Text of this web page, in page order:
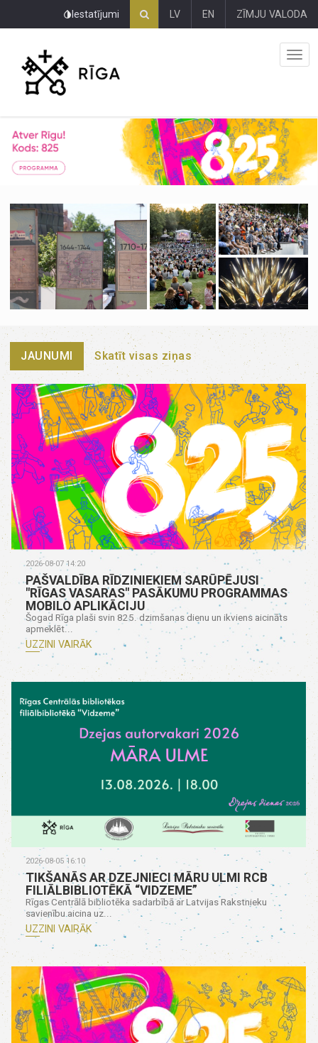
Iestatījumi LV EN ZĪMJU VALODA
JAUNUMI Skatīt visas ziņas
2026-08-07 14:20
PAŠVALDĪBA RĪDZINIEKIEM SARŪPĒJUSI
"RĪGAS VASARAS" PASĀKUMU PROGRAMMAS
MOBILO APLIKĀCIJU
Šogad Rīga plaši svin 825. dzimšanas dienu un ikviens aicināts
apmeklēt...
UZZINI VAIRĀK
2026-08-05 16:10
TIKŠANĀS AR DZEJNIECI MĀRU ULMI RCB
FILIĀLBIBLIOTĒKĀ “VIDZEME”
Rīgas Centrālā bibliotēka sadarbībā ar Latvijas Rakstnieku
savienību aicina uz...
UZZINI VAIRĀK